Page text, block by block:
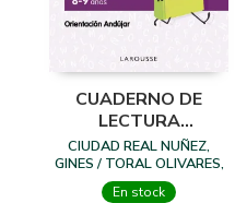
CUADERNO DE
LECTURA
DIVERTIDA 8-9
AÑOS
CIUDAD REAL NUÑEZ,
GINES / TORAL OLIVARES,
ANTONIA
En stock